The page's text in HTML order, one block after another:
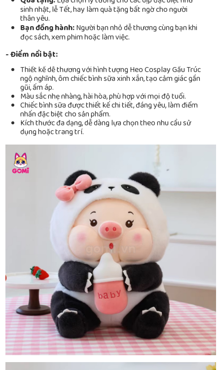
sinh nhật, lễ Tết, hay làm quà tặng bất ngờ cho người
thân yêu.
Bạn đồng hành:Người bạn nhỏ dễ thương cùng bạn khi
đọc sách, xem phim hoặc làm việc.
- Điểm nổi bật:
Thiết kế dễ thương với hình tượng Heo Cosplay Gấu Trúc
ngộ nghĩnh, ôm chiếc bình sữa xinh xắn, tạo cảm giác gần
gũi, ấm áp.
Màu sắc nhẹ nhàng, hài hòa, phù hợp với mọi độ tuổi.
Chiếc bình sữa được thiết kế chi tiết, đáng yêu, làm điểm
nhấn đặc biệt cho sản phẩm.
Kích thước đa dạng, dễ dàng lựa chọn theo nhu cầu sử
dụng hoặc trang trí.